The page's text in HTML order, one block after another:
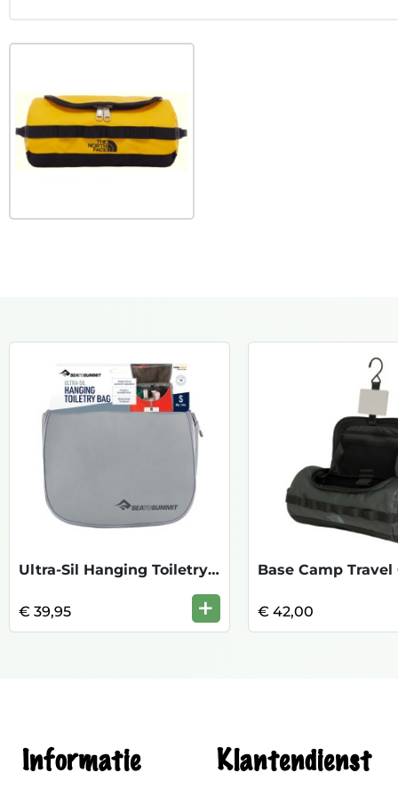
Ultra-Sil Hanging Toiletry - Small HighR
€ 39,95 + € 42,00
Informatie Klantendienst